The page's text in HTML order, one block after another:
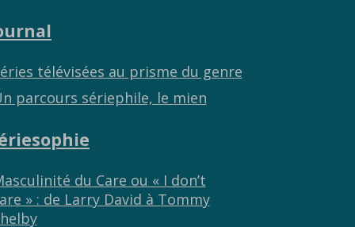
télévisées au prisme du genre
parcours sériephile, le mien
du Care ou « I don’t
» : de Larry David à Tommy